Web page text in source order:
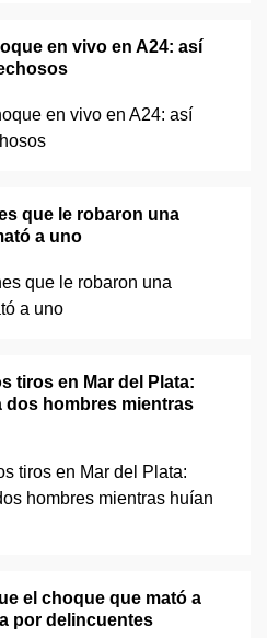
en vivo en A24: así
que le robaron una
a uno
tiros en Mar del Plata:
dos hombres mientras
el choque que mató a
por delincuentes